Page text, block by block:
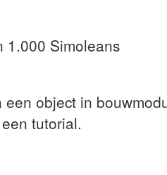
1.000 Simoleans
een object in
tutorial.